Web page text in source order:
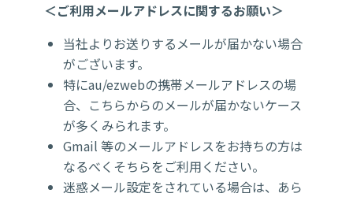
＜ご利用メールアドレスに関するお願い＞
当社よりお送りするメールが届かない場合
がございます。
特にau/ezwebの携帯メールアドレスの場
合、こちらからのメールが届かないケース
が多くみられます。
Gmail 等のメールアドレスをお持ちの方は
なるべくそちらをご利用ください。
迷惑メール設定をされている場合は、あら